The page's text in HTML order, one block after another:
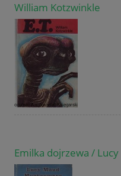
William Kotzwinkle
Emilka dojrzewa /